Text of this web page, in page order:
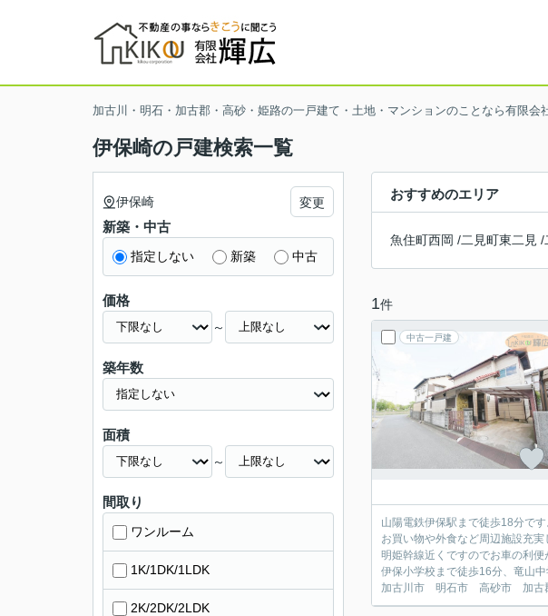
加古川・明石・加古郡・高砂・姫路の一戸建て・土地・マンションのことなら有限会
伊保崎の戸建検索一覧
おすすめのエリア
魚住町西岡 /二見町東二見 /
1件
中古一戸建
山陽電鉄伊保駅まで徒歩18分です
お買い物や外食など周辺施設充実
明姫幹線近くですのでお車の利便
伊保小学校まで徒歩16分、竜山中
加古川市 明石市 高砂市 加古
伊保崎 変更
新築・中古
指定しない 新築 中古
価格
～
築年数
面積
～
間取り
ワンルーム
1K/1DK/1LDK
2K/2DK/2LDK